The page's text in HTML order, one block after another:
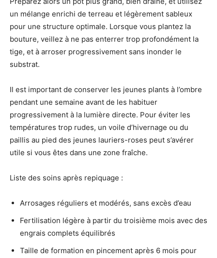
un mélange enrichi de terreau et légèrement sableux
pour une structure optimale. Lorsque vous plantez la
bouture, veillez à ne pas enterrer trop profondément la
tige, et à arroser progressivement sans inonder le
substrat.
Il est important de conserver les jeunes plants à l’ombre
pendant une semaine avant de les habituer
progressivement à la lumière directe. Pour éviter les
températures trop rudes, un voile d’hivernage ou du
paillis au pied des jeunes lauriers-roses peut s’avérer
utile si vous êtes dans une zone fraîche.
Liste des soins après repiquage :
Arrosages réguliers et modérés, sans excès d’eau
Fertilisation légère à partir du troisième mois avec des
engrais complets équilibrés
Taille de formation en pincement après 6 mois pour